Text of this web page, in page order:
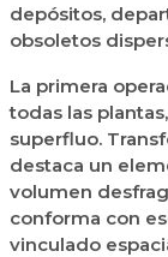
depósitos,
obsoletos
La primera
todas las
superfluo.
destaca un
volumen
conforma con
vinculado